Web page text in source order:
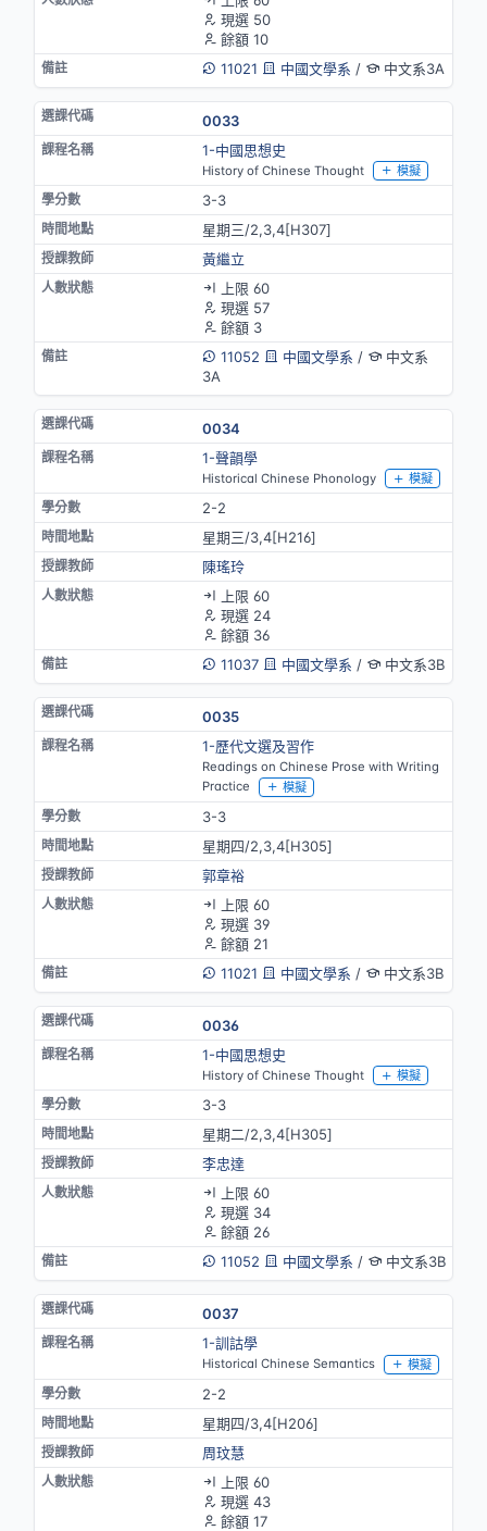
現選 50
餘額 10
11021
中國文學系 / 中文系3A
0033
1-中國思想史
History of Chinese Thought 模擬
3-3
星期三/2,3,4[H307]
黃繼立
上限 60
現選 57
餘額 3
11052
中國文學系 /
中文系
3A
0034
1-聲韻學
Historical Chinese Phonology 模擬
2-2
星期三/3,4[H216]
陳瑤玲
上限 60
現選 24
餘額 36
11037
中國文學系 / 中文系3B
0035
1-歷代文選及習作
Readings on Chinese Prose with Writing
Practice
模擬
3-3
星期四/2,3,4[H305]
郭章裕
上限 60
現選 39
餘額 21
11021
中國文學系 / 中文系3B
0036
1-中國思想史
History of Chinese Thought 模擬
3-3
星期二/2,3,4[H305]
李忠達
上限 60
現選 34
餘額 26
11052
中國文學系 / 中文系3B
0037
1-訓詁學
Historical Chinese Semantics 模擬
2-2
星期四/3,4[H206]
周玟慧
上限 60
現選 43
餘額 17